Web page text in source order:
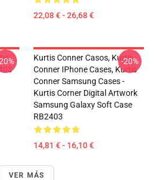
22,08 € - 26,68 €
Kurtis Conner Casos, Kurtis
Conner IPhone Cases, Kurtis
Conner Samsung Cases -
Kurtis Corner Digital Artwork
Samsung Galaxy Soft Case
RB2403
14,81 € - 16,10 €
-20%
VER MÁS